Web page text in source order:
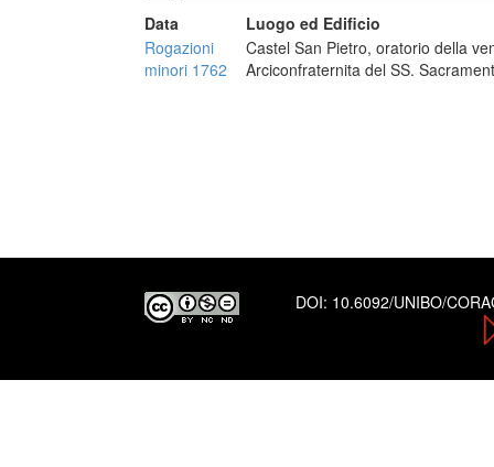
Data
Luogo ed Edificio
Rogazioni
minori 1762
Castel San Pietro, oratorio della
Arciconfraternita del SS.
DOI: 10.6092/UNIBO/